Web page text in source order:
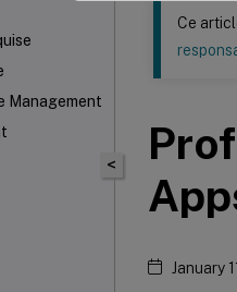
Management
<
Ce
January